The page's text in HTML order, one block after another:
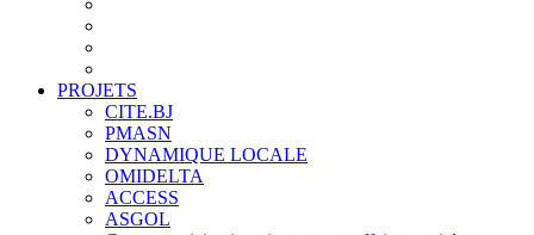
PROJETS
CITE.BJ
PMASN
DYNAMIQUE LOCALE
OMIDELTA
ACCESS
ASGOL